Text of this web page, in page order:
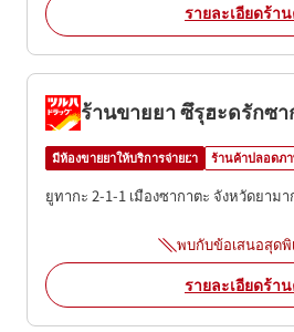
รายละเอียดร้า
ร้านขายยา ซึรุฮะดรักซา
มีห้องขายยาให้บริการจ่ายยา ร้านค้าปลอดภ
ยูทากะ 2-1-1 เมืองซากาตะ จังหวัดยามา
พบกับข้อเสนอสุดพิ
รายละเอียดร้า